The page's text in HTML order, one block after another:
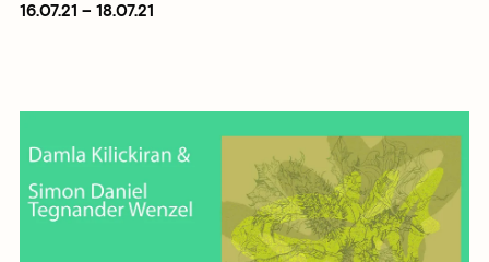
16.07.21 – 18.07.21